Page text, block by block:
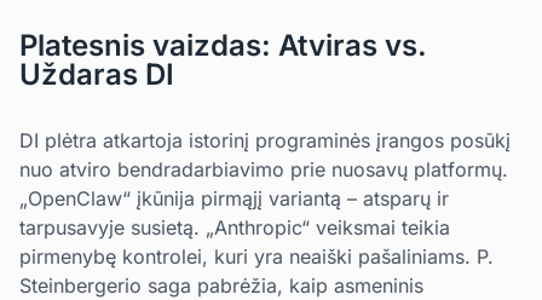
Platesnis vaizdas: Atviras vs.
Uždaras DI
DI plėtra atkartoja istorinį programinės įrangos posūkį
nuo atviro bendradarbiavimo prie nuosavų platformų.
„OpenClaw“ įkūnija pirmąjį variantą – atsparų ir
tarpusavyje susietą. „Anthropic“ veiksmai teikia
pirmenybę kontrolei, kuri yra neaiški pašaliniams. P.
Steinbergerio saga pabrėžia, kaip asmeninis